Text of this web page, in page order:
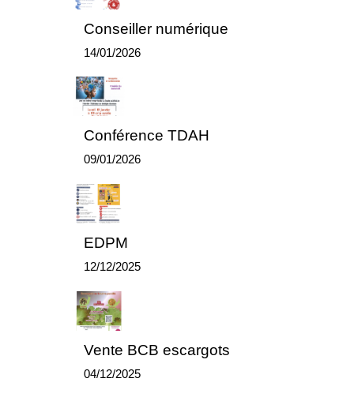
Conseiller numérique
14/01/2026
Conférence TDAH
09/01/2026
EDPM
12/12/2025
Vente BCB escargots
04/12/2025